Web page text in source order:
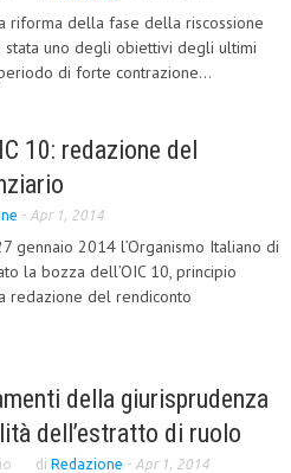
riforma della fase della riscossione
uno degli obiettivi degli ultimi
di forte contrazione...
10: redazione del
- Apr 1, 2014
gennaio 2014 l’Organismo Italiano di
la bozza dell’OIC 10, principio
redazione del rendiconto
della giurisprudenza
dell’estratto di ruolo
di Redazione - Apr 1, 2014